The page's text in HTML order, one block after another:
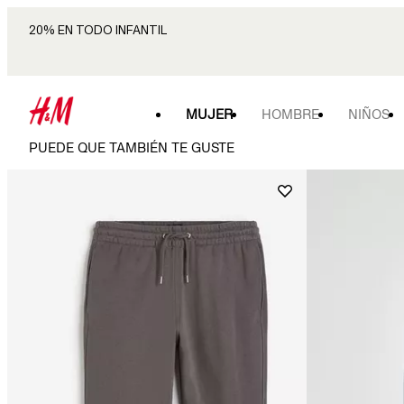
20% EN TODO INFANTIL
MUJER HOMBRE NIÑOS
PUEDE QUE TAMBIÉN TE GUSTE